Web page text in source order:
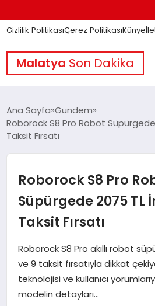
Gizlilik PolitikasıÇerez PolitikasıKünye
Malatya Son Dakika
GÜNDEM
DÜNYA
EĞITIM
EKONOMI
Ana Sayfa Gündem
Roborock S8 Pro Robot
Taksit Fırsatı
Roborock S8 Pro
Süpürgede 2075 TL
Taksit Fırsatı
Roborock S8 Pro akıllı robot
ve 9 taksit fırsatıyla dikkat
teknolojisi ve kullanıcı
modelin detayları…